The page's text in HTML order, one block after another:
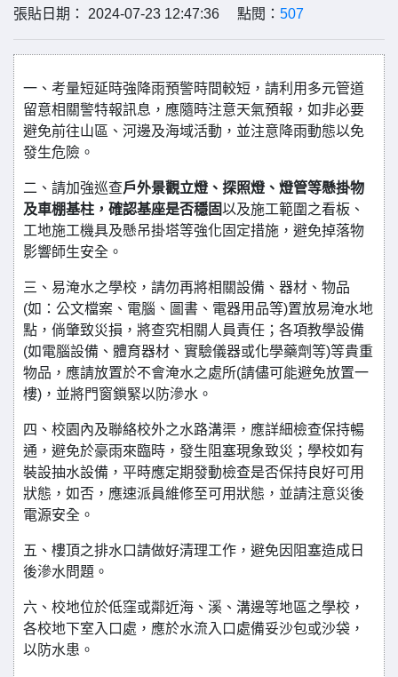
張貼日期： 2024-07-23 12:47:36 點閱： 507
一、考量短延時強降雨預警時間較短，請利用多元管道
留意相關警特報訊息，應隨時注意天氣預報，如非必要
避免前往山區、河邊及海域活動，並注意降雨動態以免
發生危險。
二、請加強巡查戶外景觀立燈、探照燈、燈管等懸掛物
及車棚基柱，確認基座是否穩固以及施工範圍之看板、
工地施工機具及懸吊掛塔等強化固定措施，避免掉落物
影響師生安全。
三、易淹水之學校，請勿再將相關設備、器材、物品
(如：公文檔案、電腦、圖書、電器用品等)置放易淹水地
點，倘肇致災損，將查究相關人員責任；各項教學設備
(如電腦設備、體育器材、實驗儀器或化學藥劑等)等貴重
物品，應請放置於不會淹水之處所(請儘可能避免放置一
樓)，並將門窗鎖緊以防滲水。
四、校園內及聯絡校外之水路溝渠，應詳細檢查保持暢
通，避免於豪雨來臨時，發生阻塞現象致災；學校如有
裝設抽水設備，平時應定期發動檢查是否保持良好可用
狀態，如否，應速派員維修至可用狀態，並請注意災後
電源安全。
五、樓頂之排水口請做好清理工作，避免因阻塞造成日
後滲水問題。
六、校地位於低窪或鄰近海、溪、溝邊等地區之學校，
各校地下室入口處，應於水流入口處備妥沙包或沙袋，
以防水患。